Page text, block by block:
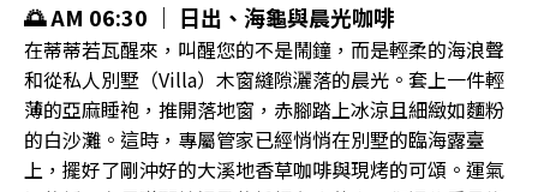
🌅 AM 06:30 ｜ 日出、海龜與晨光咖啡
在蒂蒂若瓦醒來，叫醒您的不是鬧鐘，而是輕柔的海浪聲
和從私人別墅（Villa）木窗縫隙灑落的晨光。套上一件輕
薄的亞麻睡袍，推開落地窗，赤腳踏上冰涼且細緻如麵粉
的白沙灘。這時，專屬管家已經悄悄在別墅的臨海露臺
上，擺好了剛沖好的大溪地香草咖啡與現烤的可頌。運氣